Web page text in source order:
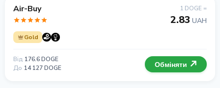
Air-Buy
Gold
1 DOGE =
2.83 UAH
Від 176.6 DOGE
До 14 127 DOGE Обміняти